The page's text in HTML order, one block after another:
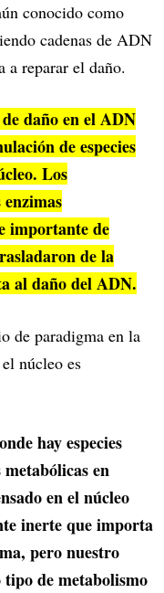
conocido como
cadenas de ADN
a reparar el daño.
daño en el ADN
de especies
Los
importante de
de la
al daño del ADN.
de paradigma en la
núcleo es
hay especies
en
en el núcleo
inerte que importa
pero nuestro
de metabolismo